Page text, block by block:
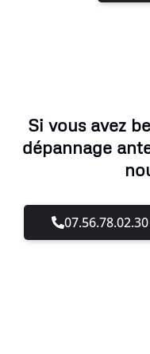
Si vous avez
dépannage
07.56.78.02.30